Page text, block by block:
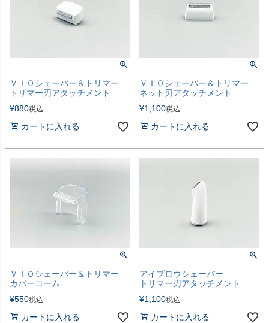
ＶＩＯシェーバー＆トリマー
トリマー刃アタッチメント
¥880税込
カートに入れる
ＶＩＯシェーバー＆トリマー
ネット刃アタッチメント
¥1,100税込
カートに入れる
ＶＩＯシェーバー＆トリマー
カバーコーム
¥550税込
カートに入れる
アイブロウシェーバー
トリマー刃アタッチメント
¥1,100税込
カートに入れる